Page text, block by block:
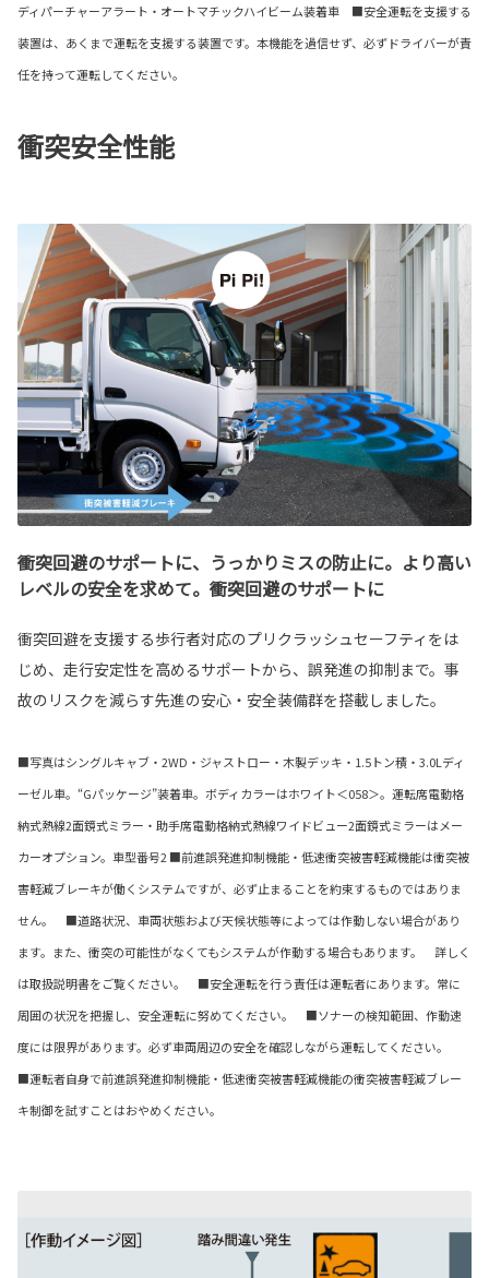
ディパーチャーアラート・オートマチックハイビーム装着車 ■安全運転を支援する
装置は、あくまで運転を支援する装置です。本機能を過信せず、必ずドライバーが責
任を持って運転してください。
衝突安全性能
衝突回避のサポートに、うっかりミスの防止に。より高い
レベルの安全を求めて。衝突回避のサポートに
衝突回避を支援する歩行者対応のプリクラッシュセーフティをは
じめ、走行安定性を高めるサポートから、誤発進の抑制まで。事
故のリスクを減らす先進の安心・安全装備群を搭載しました。
■写真はシングルキャブ・2WD・ジャストロー・木製デッキ・1.5トン積・3.0Lディ
ーゼル車。“Gパッケージ”装着車。ボディカラーはホワイト＜058＞。運転席電動格
納式熱線2面鏡式ミラー・助手席電動格納式熱線ワイドビュー2面鏡式ミラーはメー
カーオプション。車型番号2 ■前進誤発進抑制機能・低速衝突被害軽減機能は衝突被
害軽減ブレーキが働くシステムですが、必ず止まることを約束するものではありま
せん。 ■道路状況、車両状態および天候状態等によっては作動しない場合があり
ます。また、衝突の可能性がなくてもシステムが作動する場合もあります。 詳しく
は取扱説明書をご覧ください。 ■安全運転を行う責任は運転者にあります。常に
周囲の状況を把握し、安全運転に努めてください。 ■ソナーの検知範囲、作動速
度には限界があります。必ず車両周辺の安全を確認しながら運転してください。
■運転者自身で前進誤発進抑制機能・低速衝突被害軽減機能の衝突被害軽減ブレー
キ制御を試すことはおやめください。